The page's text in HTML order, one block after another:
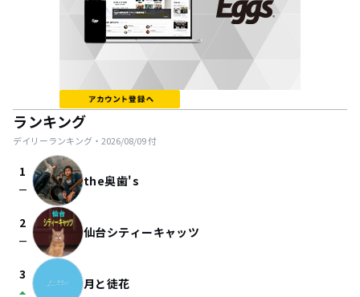
ランキング
デイリーランキング・ 2026/08/09付
1
check_indeterminate_small the奥歯's
2
check_indeterminate_small 仙台シティーキャッツ
3
月と徒花